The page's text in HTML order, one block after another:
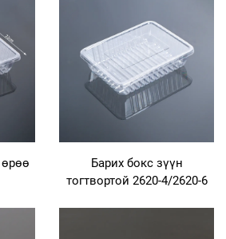
Барих бокс зүүн
тогтвортой 2620-4/2620-6